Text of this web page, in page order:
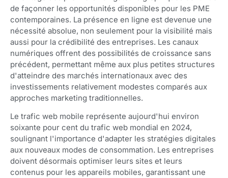
de façonner les opportunités disponibles pour les PME
contemporaines. La présence en ligne est devenue une
nécessité absolue, non seulement pour la visibilité mais
aussi pour la crédibilité des entreprises. Les canaux
numériques offrent des possibilités de croissance sans
précédent, permettant même aux plus petites structures
d'atteindre des marchés internationaux avec des
investissements relativement modestes comparés aux
approches marketing traditionnelles.
Le trafic web mobile représente aujourd'hui environ
soixante pour cent du trafic web mondial en 2024,
soulignant l'importance d'adapter les stratégies digitales
aux nouveaux modes de consommation. Les entreprises
doivent désormais optimiser leurs sites et leurs
contenus pour les appareils mobiles, garantissant une